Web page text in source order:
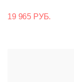
19 965 РУБ.